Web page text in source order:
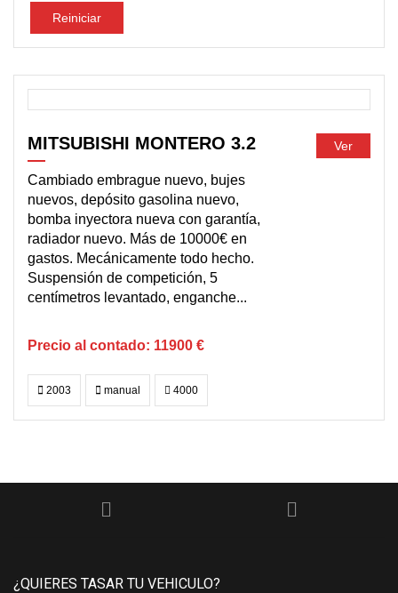
Reiniciar
MITSUBISHI MONTERO 3.2
Cambiado embrague nuevo, bujes
nuevos, depósito gasolina nuevo,
bomba inyectora nueva con garantía,
radiador nuevo. Más de 10000€ en
gastos. Mecánicamente todo hecho.
Suspensión de competición, 5
centímetros levantado, enganche...
11900 €
Ver
2003 manual 4000
¿QUIERES TASAR TU VEHICULO?